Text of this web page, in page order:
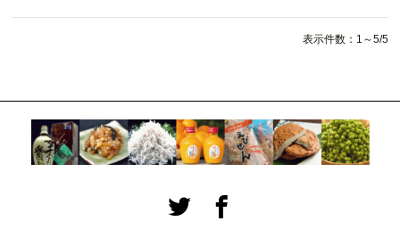
表示件数：1～5/5